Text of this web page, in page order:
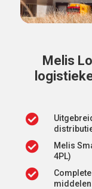
Melis


Melis
4PL)
